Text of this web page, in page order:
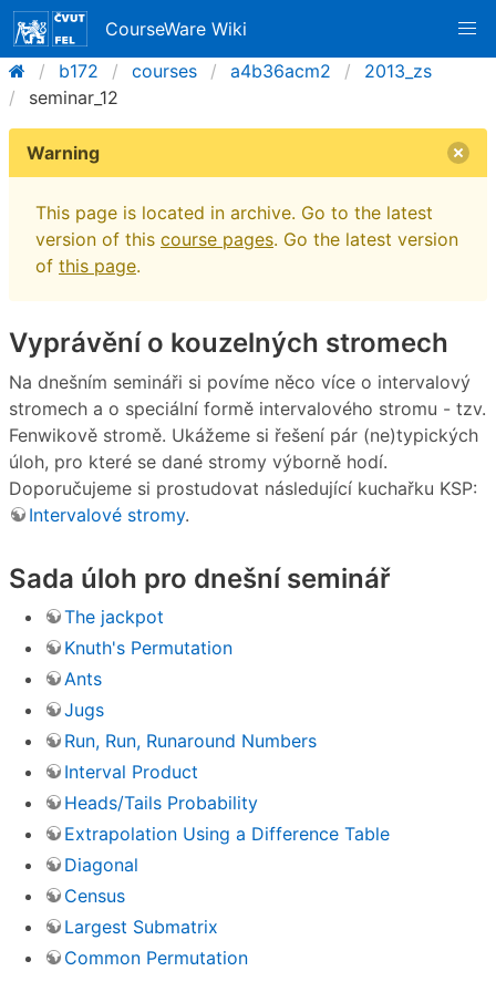
CourseWare Wiki
b172
courses a4b36acm2
2013_zs
seminar_12
Warning
This page is located in archive. Go to the latest
version of this course pages. Go the latest version
of this page.
Vyprávění o kouzelných stromech
Na dnešním semináři si povíme něco více o intervalový
stromech a o speciální formě intervalového stromu - tzv.
Fenwikově stromě. Ukážeme si řešení pár (ne)typických
úloh, pro které se dané stromy výborně hodí.
Doporučujeme si prostudovat následující kuchařku KSP:
Intervalové stromy.
Sada úloh pro dnešní seminář
The jackpot
Knuth's Permutation
Ants
Jugs
Run, Run, Runaround Numbers
Interval Product
Heads/Tails Probability
Extrapolation Using a Difference Table
Diagonal
Census
Largest Submatrix
Common Permutation